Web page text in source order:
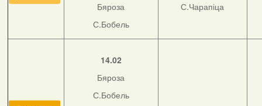
Бяроза
С.Бобель
С.Чарапіца
14.02
Бяроза
С.Бобель